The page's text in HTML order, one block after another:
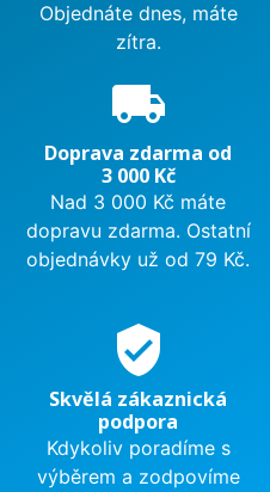
Objednáte dnes, máte
zítra.
local_shipping
Doprava zdarma od
3 000 Kč
Nad 3 000 Kč máte
dopravu zdarma. Ostatní
objednávky už od 79 Kč.
verified_user
Skvělá zákaznická
podpora
Kdykoliv poradíme s
výběrem a zodpovíme